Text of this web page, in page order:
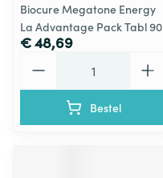
Biocure Megatone Energy
La Advantage Pack Tabl 90
€ 48,69
Bestel